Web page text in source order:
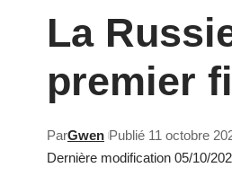
La
premier
Dernière modification 05/10/
ParGwen Publié 11 octobre